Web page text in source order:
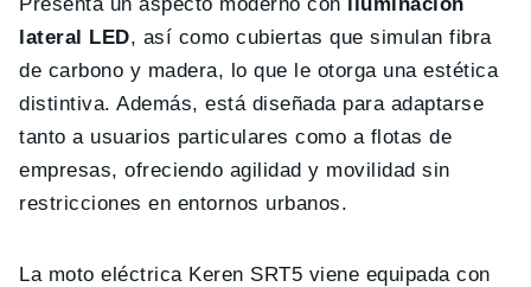
lateral LED, así como cubiertas que simulan fibra
de carbono y madera, lo que le otorga una estética
distintiva. Además, está diseñada para adaptarse
tanto a usuarios particulares como a flotas de
empresas, ofreciendo agilidad y movilidad sin
restricciones en entornos urbanos.
La moto eléctrica Keren SRT5 viene equipada con